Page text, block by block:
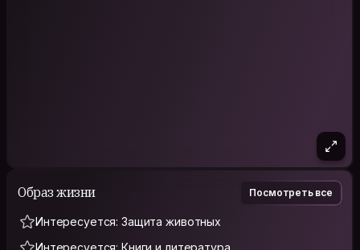
Образ жизни Посмотреть все
Интересуется: Защита животных
Интересуется: Книги и литература